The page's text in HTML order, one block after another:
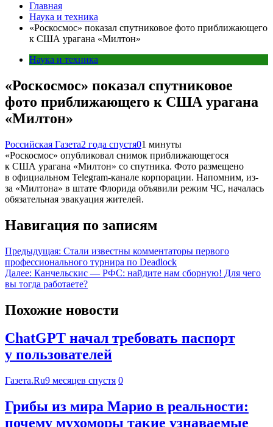
Главная
Наука и техника
«Роскосмос» показал спутниковое фото приближающего
к США урагана «Милтон»
Наука и техника
«Роскосмос» показал спутниковое
фото приближающего к США урагана
«Милтон»
Российская Газета2 года спустя01 минуты
«Роскосмос» опубликовал снимок приближающегося
к США урагана «Милтон» со спутника. Фото размещено
в официальном Telegram-канале корпорации. Напомним, из-
за «Милтона» в штате Флорида объявили режим ЧС, началась
обязательная эвакуация жителей.
Навигация по записям
Предыдущая: Стали известны комментаторы первого
профессионального турнира по Deadlock
Далее: Канчельскис — РФС: найдите нам сборную! Для чего
вы тогда работаете?
Похожие новости
ChatGPT начал требовать паспорт
у пользователей
Газета.Ru9 месяцев спустя 0
Грибы из мира Марио в реальности:
почему мухоморы такие узнаваемые